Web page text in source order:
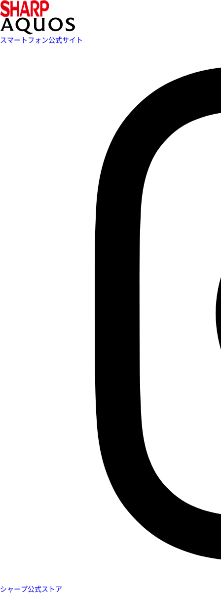
スマートフォン公式サイト
シャープ公式ストア